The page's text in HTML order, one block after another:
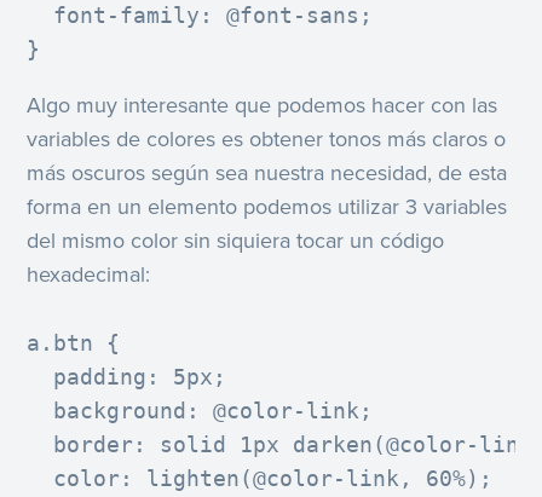
  font-family: @font-sans;
}
Algo muy interesante que podemos hacer con las
variables de colores es obtener tonos más claros o
más oscuros según sea nuestra necesidad, de esta
forma en un elemento podemos utilizar 3 variables
del mismo color sin siquiera tocar un código
hexadecimal:
a.btn {
  padding: 5px;
  background: @color-link;
border: solid 1px darken(@color-
  color: lighten(@color-link, 60%);